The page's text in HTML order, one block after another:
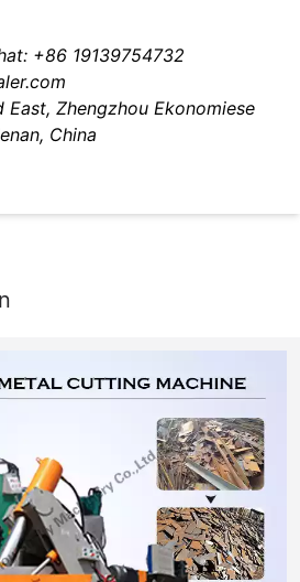
+86 19139754732
East, Zhengzhou Ekonomiese
China